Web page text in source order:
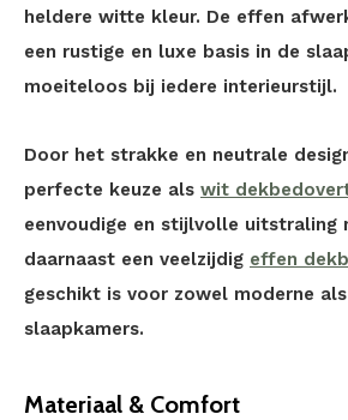
heldere witte kleur. De effen
een rustige en luxe basis in de
moeiteloos bij iedere interieurstijl.
Door het strakke en neutrale
perfecte keuze als wit
eenvoudige en stijlvolle uitstraling
daarnaast een veelzijdig effen
geschikt is voor zowel moderne
slaapkamers.
Materiaal & Comfort